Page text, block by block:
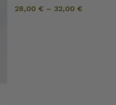
28,00 € – 32,00 €